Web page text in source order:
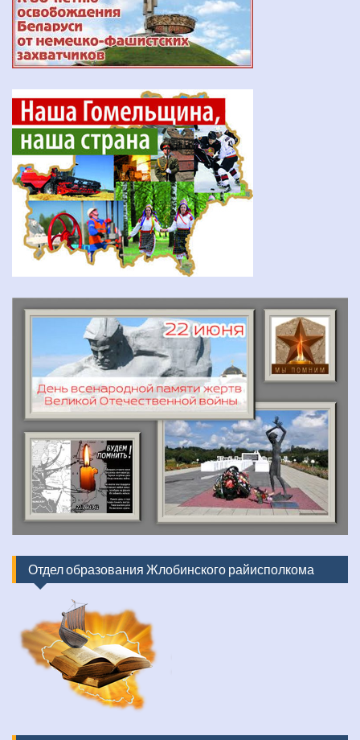
Отдел образования Жлобинского райисполкома